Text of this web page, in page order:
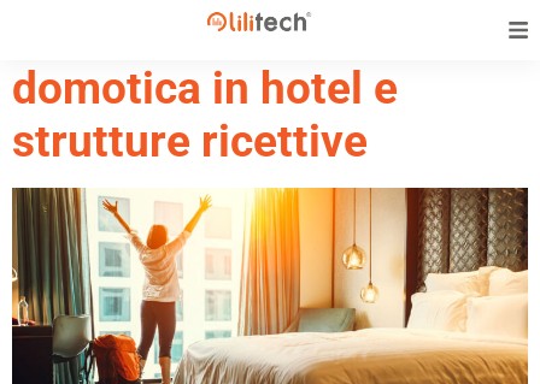
Torino e la rivoluzione
domotica in hotel e
strutture ricettive